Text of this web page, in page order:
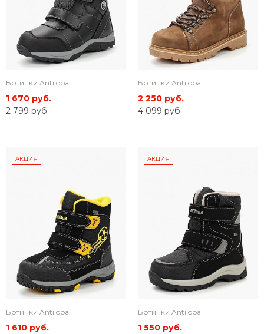
Ботинки Antilopa
1 670 руб.
2 799 руб.
Ботинки Antilopa
2 250 руб.
4 099 руб.
АКЦИЯ
Ботинки Antilopa
1 610 руб.
АКЦИЯ
Ботинки Antilopa
1 550 руб.